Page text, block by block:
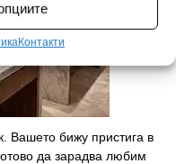
Контакти
Вашето бижу пристига в
да зарадва любим